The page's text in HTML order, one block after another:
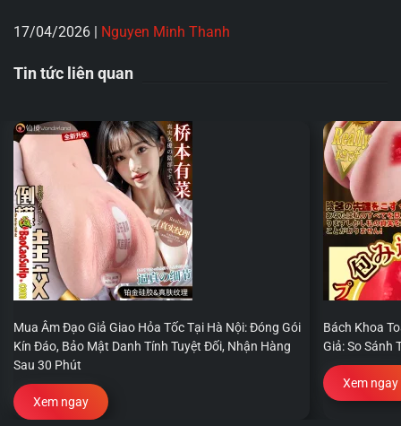
17/04/2026 | Nguyen Minh Thanh
Tin tức liên quan
Mua Âm Đạo Giả Giao Hỏa Tốc Tại Hà Nội: Đóng Gói
Kín Đáo, Bảo Mật Danh Tính Tuyệt Đối, Nhận Hàng
Sau 30 Phút
Xem ngay
Bách Khoa
Giả: So Sánh
Xem ngay